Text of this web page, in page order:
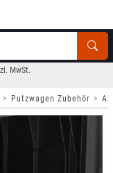
MwSt.
Putzwagen Zubehör